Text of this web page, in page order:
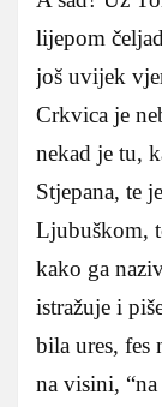
lijepom
još uvijek
Crkvica je
nekad je tu,
Stjepana, te
Ljubuškom,
kako ga
istražuje i
bila ures,
na visini, “na